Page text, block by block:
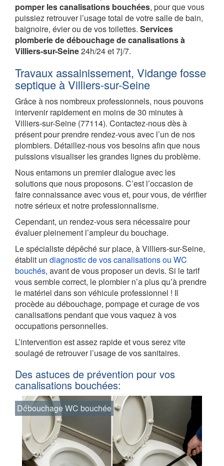
pomper les canalisations bouchées, pour que vous
puissiez retrouver l’usage total de votre salle de bain,
baignoire, évier ou de vos toilettes. Services
plomberie de débouchage de canalisations à
Villiers-sur-Seine24h/24 et 7j/7.
Travaux assainissement, Vidange fosse
septique à Villiers-sur-Seine
Grâce à nos nombreux professionnels, nous pouvons
intervenir rapidement en moins de 30 minutes à
Villiers-sur-Seine (77114). Contactez-nous dès à
présent pour prendre rendez-vous avec l’un de nos
plombiers. Détaillez-nous vos besoins afin que nous
puissions visualiser les grandes lignes du problème.
Nous entamons un premier dialogue avec les
solutions que nous proposons. C’est l’occasion de
faire connaissance avec vous et, pour vous, de vérifier
notre sérieux et notre professionnalisme.
Cependant, un rendez-vous sera nécessaire pour
évaluer pleinement l’ampleur du bouchage.
Le spécialiste dépêché sur place, à Villiers-sur-Seine,
établit un diagnostic de vos canalisations ou WC
bouchés, avant de vous proposer un devis. Si le tarif
vous semble correct, le plombier n’a plus qu’à prendre
le matériel dans son véhicule professionnel ! Il
procède au débouchage, pompage et curage de vos
canalisations pendant que vous vaquez à vos
occupations personnelles.
L’intervention est assez rapide et vous serez vite
soulagé de retrouver l’usage de vos sanitaires.
Des astuces de prévention pour vos
canalisations bouchées:
Débouchage WC bouchée